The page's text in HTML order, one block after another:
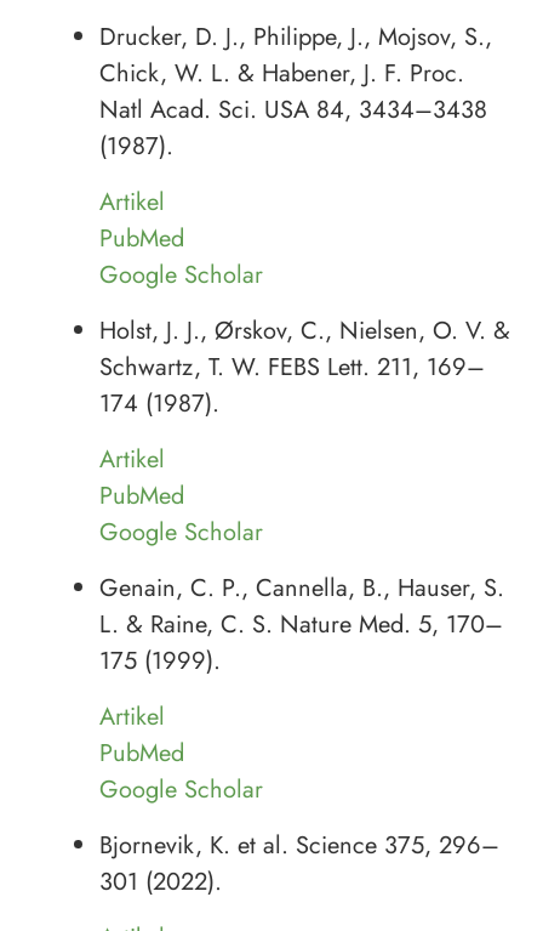
Drucker, D. J., Philippe, J., Mojsov, S.,
Chick, W. L. & Habener, J. F. Proc.
Natl Acad. Sci. USA 84, 3434–3438
(1987).
Artikel
PubMed
Google Scholar
Holst, J. J., Ørskov, C., Nielsen, O. V. &
Schwartz, T. W. FEBS Lett. 211, 169–
174 (1987).
Artikel
PubMed
Google Scholar
Genain, C. P., Cannella, B., Hauser, S.
L. & Raine, C. S. Nature Med. 5, 170–
175 (1999).
Artikel
PubMed
Google Scholar
Bjornevik, K. et al. Science 375, 296–
301 (2022).